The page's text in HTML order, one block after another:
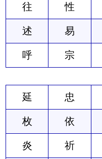
往 性
述 易
呼 宗
延 忠
枚 依
炎 祈